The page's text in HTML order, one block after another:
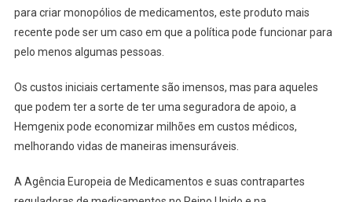
para criar monopólios de medicamentos, este produto mais
recente pode ser um caso em que a política pode funcionar para
pelo menos algumas pessoas.
Os custos iniciais certamente são imensos, mas para aqueles
que podem ter a sorte de ter uma seguradora de apoio, a
Hemgenix pode economizar milhões em custos médicos,
melhorando vidas de maneiras imensuráveis.
A Agência Europeia de Medicamentos e suas contrapartes